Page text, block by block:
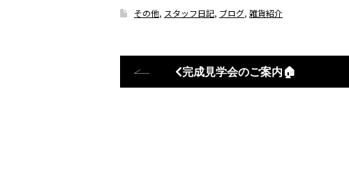
その他, スタッフ日記, ブログ, 雑貨紹介
完成見学会のご案内🏠